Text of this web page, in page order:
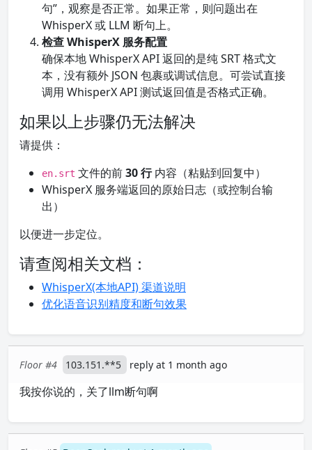
句”，观察是否正常。如果正常，则问题出在
WhisperX 或 LLM 断句上。
检查 WhisperX 服务配置
确保本地 WhisperX API 返回的是纯 SRT 格式文
本，没有额外 JSON 包裹或调试信息。可尝试直接
调用 WhisperX API 测试返回值是否格式正确。
如果以上步骤仍无法解决
请提供：
en.srt 文件的前30 行内容（粘贴到回复中）
WhisperX 服务端返回的原始日志（或控制台输
出）
以便进一步定位。
请查阅相关文档：
WhisperX(本地API) 渠道说明
优化语音识别精度和断句效果
Floor #4 103.151.**5 reply at 1 month ago
我按你说的，关了llm断句啊